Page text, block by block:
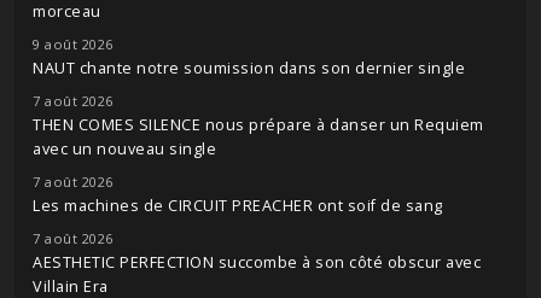
morceau
9 août 2026
NAUT chante notre soumission dans son dernier single
7 août 2026
THEN COMES SILENCE nous prépare à danser un Requiem
avec un nouveau single
7 août 2026
Les machines de CIRCUIT PREACHER ont soif de sang
7 août 2026
AESTHETIC PERFECTION succombe à son côté obscur avec
Villain Era